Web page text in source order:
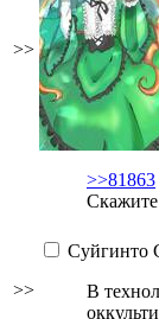
>>
>>81863
Скажите
>>
Суйгинто
В